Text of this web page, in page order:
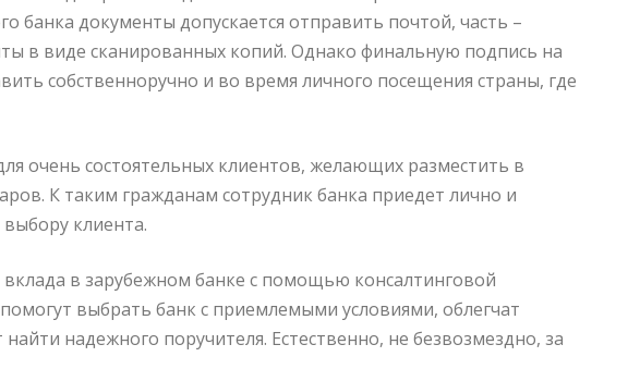
банка документы допускается отправить почтой, часть –
в виде сканированных копий. Однако финальную подпись на
собственноручно и во время личного посещения страны, где
очень состоятельных клиентов, желающих разместить в
К таким гражданам сотрудник банка приедет лично и
клиента.
в зарубежном банке с помощью консалтинговой
выбрать банк с приемлемыми условиями, облегчат
надежного поручителя. Естественно, не безвозмездно, за